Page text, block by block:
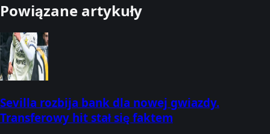
Powiązane artykuły
Sevilla rozbija bank dla nowej gwiazdy.
Transferowy hit stał się faktem